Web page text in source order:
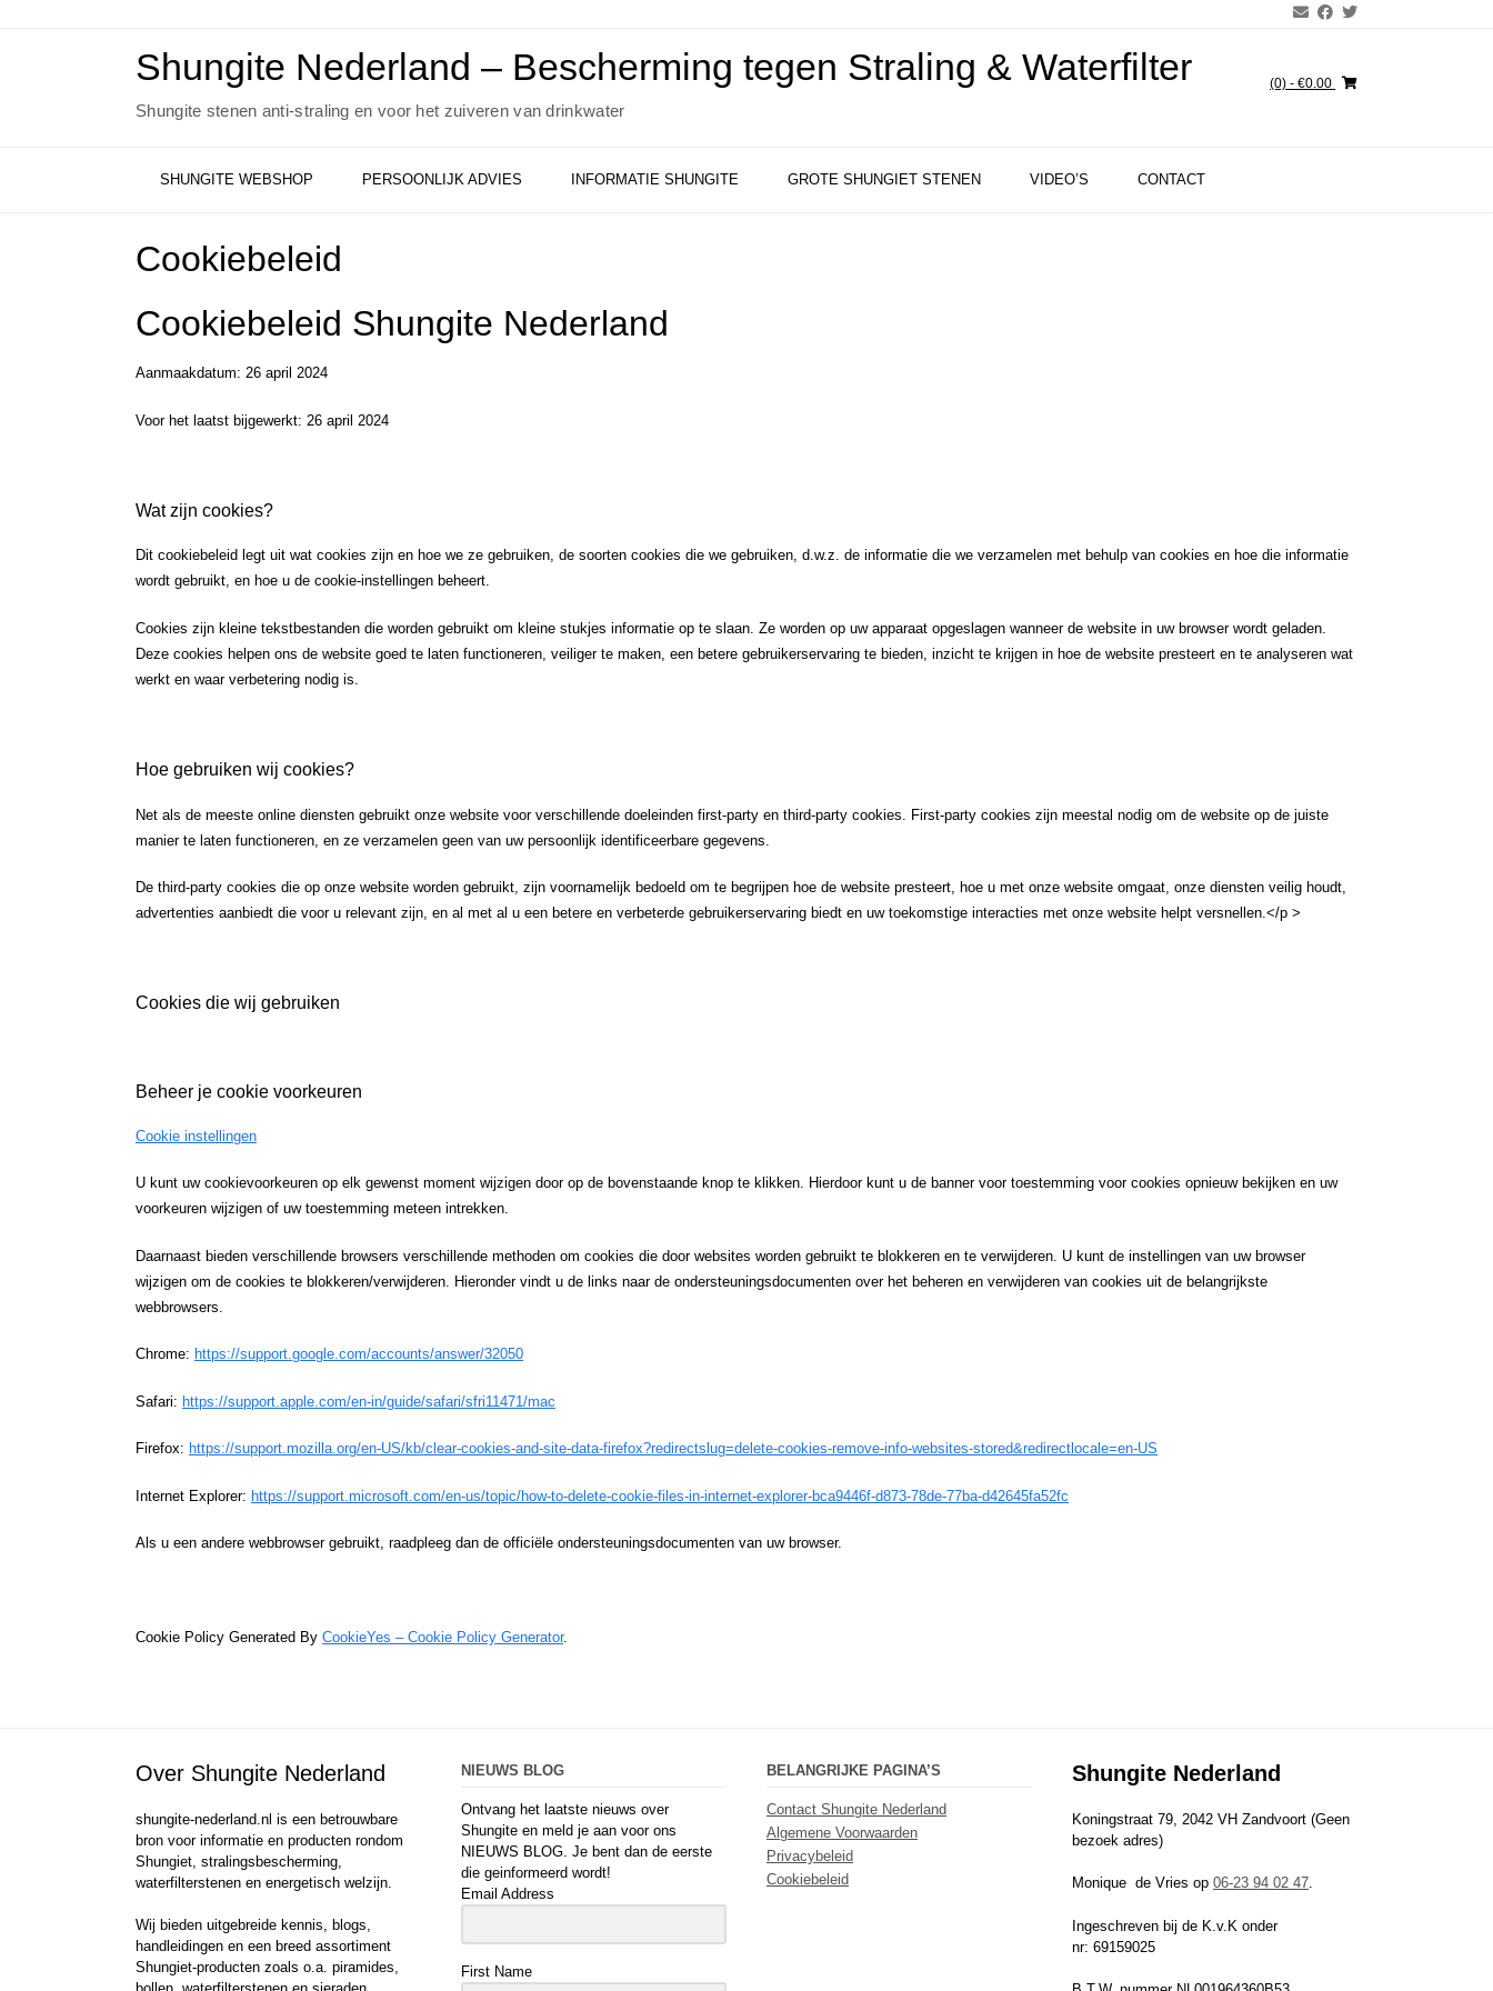
Shungite Nederland – Bescherming tegen Straling & Waterfilter
Shungite stenen anti-straling en voor het zuiveren van drinkwater
(0) - €0.00
SHUNGITE WEBSHOP PERSOONLIJK ADVIES INFORMATIE SHUNGITE GROTE SHUNGIET STENEN VIDEO’S CONTACT
Cookiebeleid
Cookiebeleid Shungite Nederland
Aanmaakdatum: 26 april 2024
Voor het laatst bijgewerkt: 26 april 2024
Wat zijn cookies?
Dit cookiebeleid legt uit wat cookies zijn en hoe we ze gebruiken, de soorten cookies die we gebruiken, d.w.z. de informatie die we verzamelen met behulp van cookies en hoe die informatie
wordt gebruikt, en hoe u de cookie-instellingen beheert.
Cookies zijn kleine tekstbestanden die worden gebruikt om kleine stukjes informatie op te slaan. Ze worden op uw apparaat opgeslagen wanneer de website in uw browser wordt geladen.
Deze cookies helpen ons de website goed te laten functioneren, veiliger te maken, een betere gebruikerservaring te bieden, inzicht te krijgen in hoe de website presteert en te analyseren wat
werkt en waar verbetering nodig is.
Hoe gebruiken wij cookies?
Net als de meeste online diensten gebruikt onze website voor verschillende doeleinden first-party en third-party cookies. First-party cookies zijn meestal nodig om de website op de juiste
manier te laten functioneren, en ze verzamelen geen van uw persoonlijk identificeerbare gegevens.
De third-party cookies die op onze website worden gebruikt, zijn voornamelijk bedoeld om te begrijpen hoe de website presteert, hoe u met onze website omgaat, onze diensten veilig houdt,
advertenties aanbiedt die voor u relevant zijn, en al met al u een betere en verbeterde gebruikerservaring biedt en uw toekomstige interacties met onze website helpt versnellen.</p >
Cookies die wij gebruiken
Beheer je cookie voorkeuren
Cookie instellingen
U kunt uw cookievoorkeuren op elk gewenst moment wijzigen door op de bovenstaande knop te klikken. Hierdoor kunt u de banner voor toestemming voor cookies opnieuw bekijken en uw
voorkeuren wijzigen of uw toestemming meteen intrekken.
Daarnaast bieden verschillende browsers verschillende methoden om cookies die door websites worden gebruikt te blokkeren en te verwijderen. U kunt de instellingen van uw browser
wijzigen om de cookies te blokkeren/verwijderen. Hieronder vindt u de links naar de ondersteuningsdocumenten over het beheren en verwijderen van cookies uit de belangrijkste
webbrowsers.
Chrome: https://support.google.com/accounts/answer/32050
Safari: https://support.apple.com/en-in/guide/safari/sfri11471/mac
Firefox: https://support.mozilla.org/en-US/kb/clear-cookies-and-site-data-firefox?redirectslug=delete-cookies-remove-info-websites-stored&redirectlocale=en-US
Internet Explorer: https://support.microsoft.com/en-us/topic/how-to-delete-cookie-files-in-internet-explorer-bca9446f-d873-78de-77ba-d42645fa52fc
Als u een andere webbrowser gebruikt, raadpleeg dan de officiële ondersteuningsdocumenten van uw browser.
Cookie Policy Generated By CookieYes – Cookie Policy Generator.
Over Shungite Nederland
shungite-nederland.nl is een betrouwbare
bron voor informatie en producten rondom
Shungiet, stralingsbescherming,
waterfilterstenen en energetisch welzijn.
Wij bieden uitgebreide kennis, blogs,
handleidingen en een breed assortiment
Shungiet-producten zoals o.a. piramides,
NIEUWS BLOG
Ontvang het laatste nieuws over
Shungite en meld je aan voor ons
NIEUWS BLOG. Je bent dan de eerste
die geinformeerd wordt!
Email Address
First Name
BELANGRIJKE PAGINA’S
Contact Shungite Nederland
Algemene Voorwaarden
Privacybeleid
Cookiebeleid
Shungite Nederland
Koningstraat 79, 2042 VH Zandvoort (Geen
bezoek adres)
Monique de Vries op 06-23 94 02 47.
Ingeschreven bij de K.v.K onder
nr: 69159025